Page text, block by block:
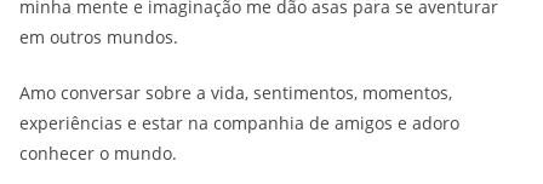
minha mente e imaginação me dão asas para se aventurar
em outros mundos.
Amo conversar sobre a vida, sentimentos, momentos,
experiências e estar na companhia de amigos e adoro
conhecer o mundo.